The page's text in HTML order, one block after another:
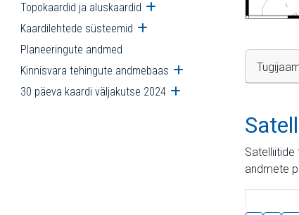
Topokaardid ja aluskaardid Ava alammenüü
Kaardilehtede süsteemid Ava alammenüü
Planeeringute andmed
Kinnisvara tehingute andmebaas Ava alammenüü
30 päeva kaardi väljakutse 2024 Ava alammenüü
andmete